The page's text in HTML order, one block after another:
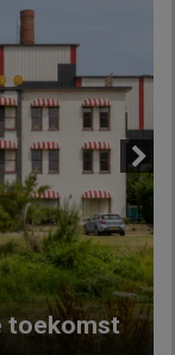
toekomst
Next